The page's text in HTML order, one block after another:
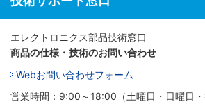
エレクトロニクス部品技術窓口
商品の仕様・技術のお問い合わせ
Webお問い合わせフォーム
営業時間：9:00～18:00（土曜日・日曜日・